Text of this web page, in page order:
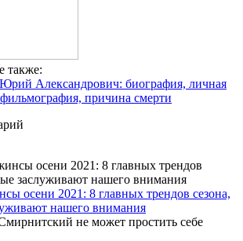
также:
Александрович: биография, личная
причина смерти
осени 2021: 8 главных трендов сезона,
нашего внимания